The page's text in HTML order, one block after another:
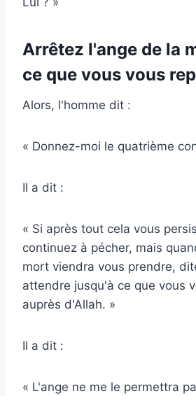
Arrêtez l'ange de la
ce que vous vous
Alors, l'homme dit :
« Donnez-moi le quatrième
Il a dit :
« Si après tout cela vous
continuez à pécher, mais
mort viendra vous prendre,
attendre jusqu'à ce que vous
auprès d'Allah. »
Il a dit :
« L'ange ne me le permettra